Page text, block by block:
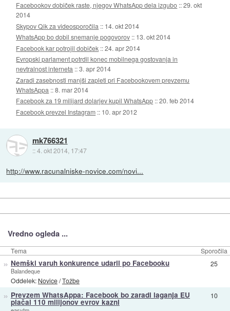
Facebookov dobiček raste, njegov WhatsApp dela izgubo ::29. okt
2014
Skypov Qik za videosporočila :: 14. okt 2014
WhatsApp bo dobil snemanje pogovorov :: 13. okt 2014
Facebook kar potrojil dobiček ::24. apr 2014
Evropski parlament potrdil konec mobilnega gostovanja in
nevtralnost interneta ::3. apr 2014
Zaradi zasebnosti manjši zapleti pri Facebookovem prevzemu
WhatsAppa ::8. mar 2014
Facebook za 19 milijard dolarjev kupil WhatsApp ::20. feb 2014
Facebook prevzel Instagram :: 10. apr 2012
mk766321
::4. okt 2014, 17:47
http://www.racunalniske-novice.com/novi...
Vredno ogleda ...
Tema Sporočila
» Nemški varuh konkurence udaril po Facebooku
Balandeque
Oddelek: Novice/Tožbe
25
» Prevzem WhatsAppa: Facebook bo zaradi laganja EU
plačal 110 milijonov evrov kazni
10